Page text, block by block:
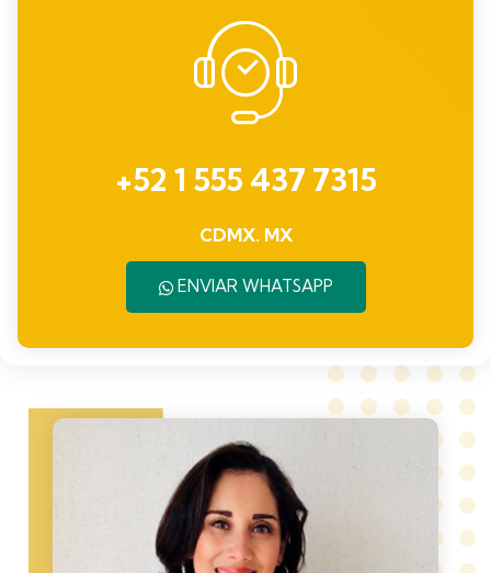
+52 1 555 437 7315
CDMX. MX
ENVIAR WHATSAPP